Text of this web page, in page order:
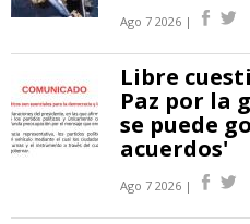
Ago 7 2026 |
Libre
Paz por la
se puede
acuerdos'
Ago 7 2026 |